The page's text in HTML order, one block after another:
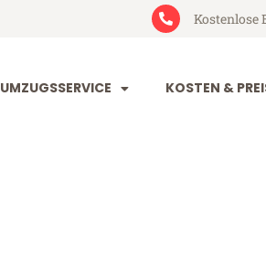
Kostenlose
UMZUGSSERVICE KOSTEN &